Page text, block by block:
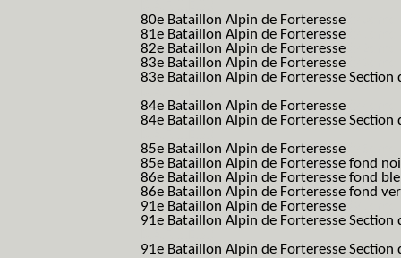
80e Bataillon Alpin de Forteresse
81e Bataillon Alpin de Forteresse
82e Bataillon Alpin de Forteresse
83e Bataillon Alpin de Forteresse
83e Bataillon Alpin de Forteresse
84e Bataillon Alpin de Forteresse
84e Bataillon Alpin de Forteresse
85e Bataillon Alpin de Forteresse
85e Bataillon Alpin de Forteresse fond
86e Bataillon Alpin de Forteresse fond
86e Bataillon Alpin de Forteresse fond
91e Bataillon Alpin de Forteresse
91e Bataillon Alpin de Forteresse
91e Bataillon Alpin de Forteresse